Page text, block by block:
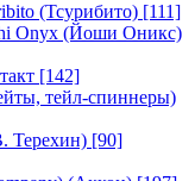
(Тсурибито) [111]
Onyx (Йоши Оникс)
[142]
тейл-спиннеры)
Терехин) [90]